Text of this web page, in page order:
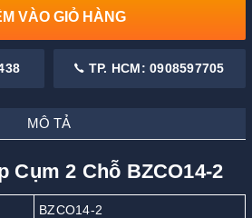
VÀO GIỎ HÀNG
TP. HCM: 0908597705
MÔ TẢ
Cụm 2 Chỗ BZCO14-2
BZCO14-2